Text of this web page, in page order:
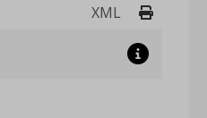
XML Drukuj